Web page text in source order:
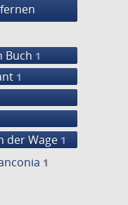
Buch 1
1
der Wage 1
1